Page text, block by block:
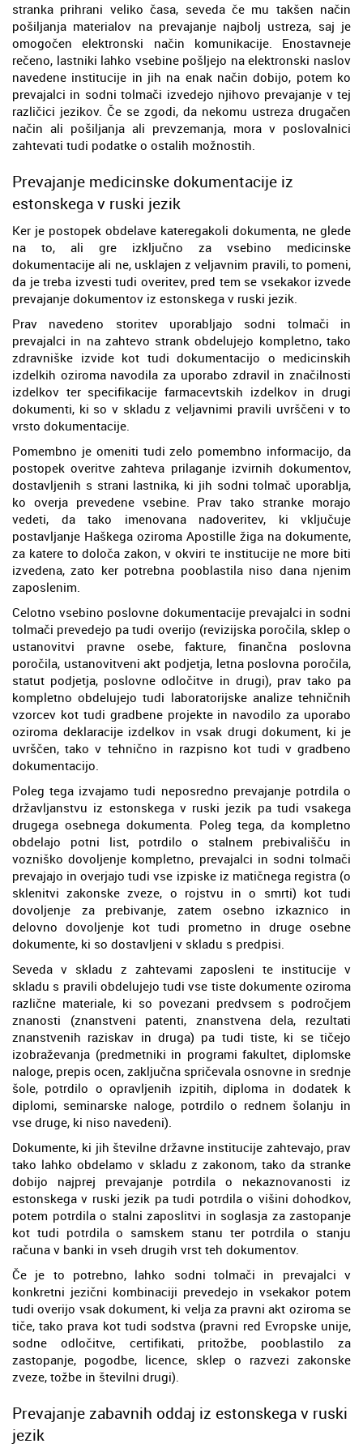
stranka prihrani veliko časa, seveda če mu takšen način
pošiljanja materialov na prevajanje najbolj ustreza, saj je
omogočen elektronski način komunikacije. Enostavneje
rečeno, lastniki lahko vsebine pošljejo na elektronski naslov
navedene institucije in jih na enak način dobijo, potem ko
prevajalci in sodni tolmači izvedejo njihovo prevajanje v tej
različici jezikov. Če se zgodi, da nekomu ustreza drugačen
način ali pošiljanja ali prevzemanja, mora v poslovalnici
zahtevati tudi podatke o ostalih možnostih.
Prevajanje medicinske dokumentacije iz
estonskega v ruski jezik
Ker je postopek obdelave kateregakoli dokumenta, ne glede
na to, ali gre izključno za vsebino medicinske
dokumentacije ali ne, usklajen z veljavnim pravili, to pomeni,
da je treba izvesti tudi overitev, pred tem se vsekakor izvede
prevajanje dokumentov iz estonskega v ruski jezik.
Prav navedeno storitev uporabljajo sodni tolmači in
prevajalci in na zahtevo strank obdelujejo kompletno, tako
zdravniške izvide kot tudi dokumentacijo o medicinskih
izdelkih oziroma navodila za uporabo zdravil in značilnosti
izdelkov ter specifikacije farmacevtskih izdelkov in drugi
dokumenti, ki so v skladu z veljavnimi pravili uvrščeni v to
vrsto dokumentacije.
Pomembno je omeniti tudi zelo pomembno informacijo, da
postopek overitve zahteva prilaganje izvirnih dokumentov,
dostavljenih s strani lastnika, ki jih sodni tolmač uporablja,
ko overja prevedene vsebine. Prav tako stranke morajo
vedeti, da tako imenovana nadoveritev, ki vključuje
postavljanje Haškega oziroma Apostille žiga na dokumente,
za katere to določa zakon, v okviri te institucije ne more biti
izvedena, zato ker potrebna pooblastila niso dana njenim
zaposlenim.
Celotno vsebino poslovne dokumentacije prevajalci in sodni
tolmači prevedejo pa tudi overijo (revizijska poročila, sklep o
ustanovitvi pravne osebe, fakture, finančna poslovna
poročila, ustanovitveni akt podjetja, letna poslovna poročila,
statut podjetja, poslovne odločitve in drugi), prav tako pa
kompletno obdelujejo tudi laboratorijske analize tehničnih
vzorcev kot tudi gradbene projekte in navodilo za uporabo
oziroma deklaracije izdelkov in vsak drugi dokument, ki je
uvrščen, tako v tehnično in razpisno kot tudi v gradbeno
dokumentacijo.
Poleg tega izvajamo tudi neposredno prevajanje potrdila o
državljanstvu iz estonskega v ruski jezik pa tudi vsakega
drugega osebnega dokumenta. Poleg tega, da kompletno
obdelajo potni list, potrdilo o stalnem prebivališču in
vozniško dovoljenje kompletno, prevajalci in sodni tolmači
prevajajo in overjajo tudi vse izpiske iz matičnega registra (o
sklenitvi zakonske zveze, o rojstvu in o smrti) kot tudi
dovoljenje za prebivanje, zatem osebno izkaznico in
delovno dovoljenje kot tudi prometno in druge osebne
dokumente, ki so dostavljeni v skladu s predpisi.
Seveda v skladu z zahtevami zaposleni te institucije v
skladu s pravili obdelujejo tudi vse tiste dokumente oziroma
različne materiale, ki so povezani predvsem s področjem
znanosti (znanstveni patenti, znanstvena dela, rezultati
znanstvenih raziskav in druga) pa tudi tiste, ki se tičejo
izobraževanja (predmetniki in programi fakultet, diplomske
naloge, prepis ocen, zaključna spričevala osnovne in srednje
šole, potrdilo o opravljenih izpitih, diploma in dodatek k
diplomi, seminarske naloge, potrdilo o rednem šolanju in
vse druge, ki niso navedeni).
Dokumente, ki jih številne državne institucije zahtevajo, prav
tako lahko obdelamo v skladu z zakonom, tako da stranke
dobijo najprej prevajanje potrdila o nekaznovanosti iz
estonskega v ruski jezik pa tudi potrdila o višini dohodkov,
potem potrdila o stalni zaposlitvi in soglasja za zastopanje
kot tudi potrdila o samskem stanu ter potrdila o stanju
računa v banki in vseh drugih vrst teh dokumentov.
Če je to potrebno, lahko sodni tolmači in prevajalci v
konkretni jezični kombinaciji prevedejo in vsekakor potem
tudi overijo vsak dokument, ki velja za pravni akt oziroma se
tiče, tako prava kot tudi sodstva (pravni red Evropske unije,
sodne odločitve, certifikati, pritožbe, pooblastilo za
zastopanje, pogodbe, licence, sklep o razvezi zakonske
zveze, tožbe in številni drugi).
Prevajanje zabavnih oddaj iz estonskega v ruski
jezik